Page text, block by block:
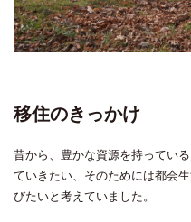
移住のきっかけ
昔から、豊かな資源を持ってい
ていきたい、そのためには都会
びたいと考えていました。